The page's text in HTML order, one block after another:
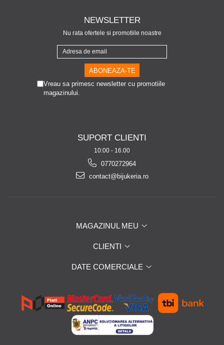
NEWSLETTER
Nu rata ofertele si promotiile noastre
Vreau sa primesc newsletter cu promotiile
magazinului.
SUPORT CLIENTI
10:00 - 16.00
0770272964
contact@bijukeria.ro
MAGAZINUL MEU
CLIENTI
DATE COMERCIALE